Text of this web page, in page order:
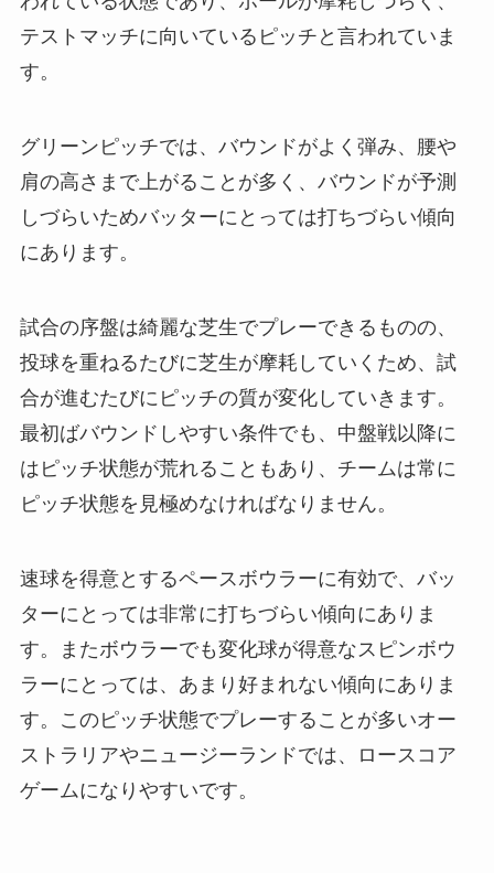
テストマッチに向いているピッチと言われていま
す。
グリーンピッチでは、バウンドがよく弾み、腰や
肩の高さまで上がることが多く、バウンドが予測
しづらいためバッターにとっては打ちづらい傾向
にあります。
試合の序盤は綺麗な芝生でプレーできるものの、
投球を重ねるたびに芝生が摩耗していくため、試
合が進むたびにピッチの質が変化していきます。
最初ばバウンドしやすい条件でも、中盤戦以降に
はピッチ状態が荒れることもあり、チームは常に
ピッチ状態を見極めなければなりません。
速球を得意とするペースボウラーに有効で、バッ
ターにとっては非常に打ちづらい傾向にありま
す。またボウラーでも変化球が得意なスピンボウ
ラーにとっては、あまり好まれない傾向にありま
す。このピッチ状態でプレーすることが多いオー
ストラリアやニュージーランドでは、ロースコア
ゲームになりやすいです。